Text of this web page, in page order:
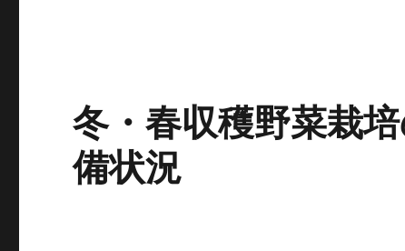
冬・春収穫野菜栽
備状況